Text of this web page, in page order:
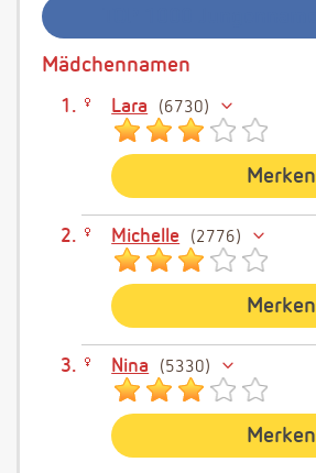
Mädchennamen
Lara 6730
Merken
Michelle 2776
Merken
Nina 5330
Merken